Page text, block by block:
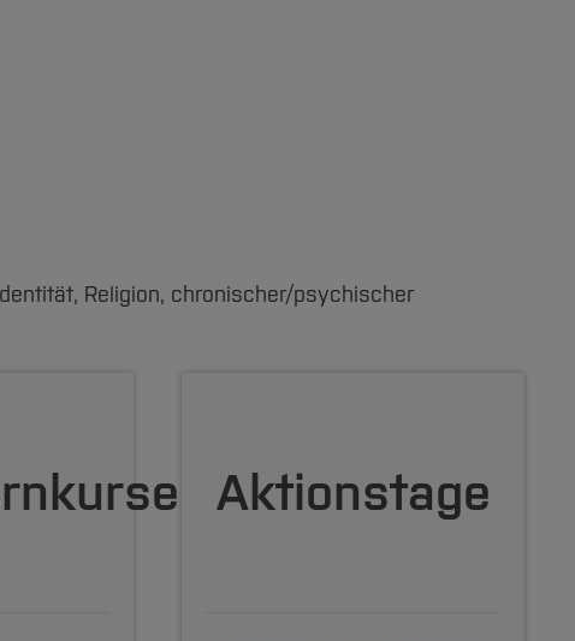
Religion, chronischer/psychischer
Aktionstage